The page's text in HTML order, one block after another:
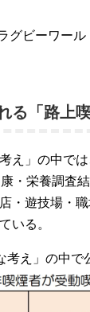
グビーワー
る「路上
え」の中で
・栄養調査
・遊技場・
いる。
考え」の中で